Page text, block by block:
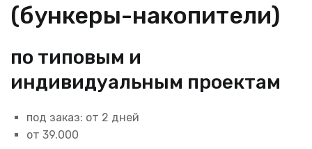
(бункеры-накопители)
по типовым и
индивидуальным проектам
под заказ: от 2 дней
от 39.000